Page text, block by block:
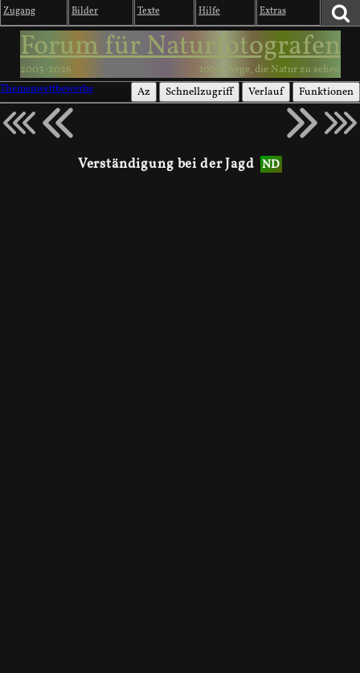
Zugang Bilder Texte Hilfe Extras
Forum für Naturfotografen
2003-2026
1000 Wege, die Natur zu sehen
Themenwettbewerbe
Az Schnellzugriff Verlauf Funktionen
Verständigung bei der Jagd